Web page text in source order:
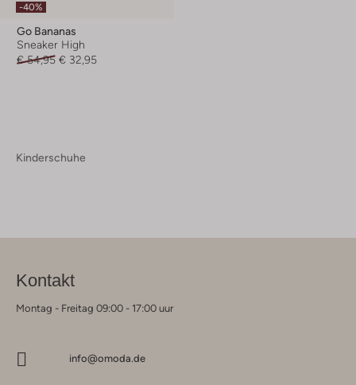
-40%
Go Bananas
Sneaker High
€ 54,95 € 32,95
Kinderschuhe
Kontakt
Montag - Freitag 09:00 - 17:00 uur
info@omoda.de